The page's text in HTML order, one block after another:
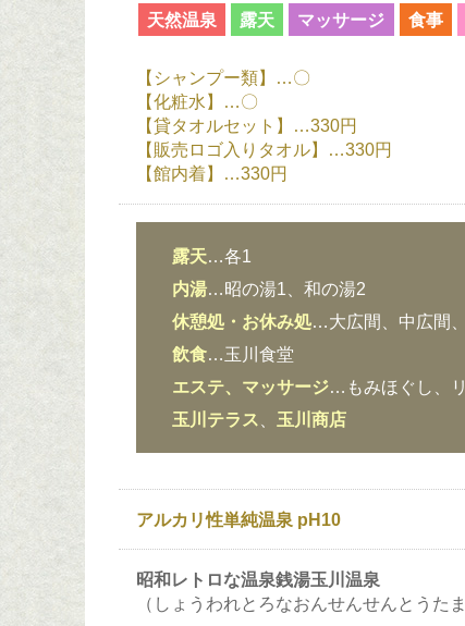
天然温泉 露天 マッサージ 食事
【シャンプー類】…〇
【化粧水】…〇
【貸タオルセット】…330円
【販売ロゴ入りタオル】…330円
【館内着】…330円
露天…各1
内湯…昭の湯1、和の湯2
休憩処・お休み処…大広間、中広間
飲食…玉川食堂
エステ、マッサージ…もみほぐし、
玉川テラス
玉川商店
アルカリ性単純温泉 pH10
昭和レトロな温泉銭湯玉川温泉
（しょうわれとろなおんせんせんとうた